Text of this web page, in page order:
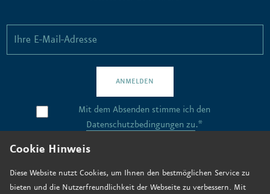
Cookie Hinweis
Diese Website nutzt Cookies, um Ihnen den bestmöglichen Service zu
bieten und die Nutzerfreundlichkeit der Webseite zu verbessern. Mit
ANMELDEN
Mit dem Absenden stimme ich den
Datenschutzbedingungen zu.*
Kontakt
Stellenangebote